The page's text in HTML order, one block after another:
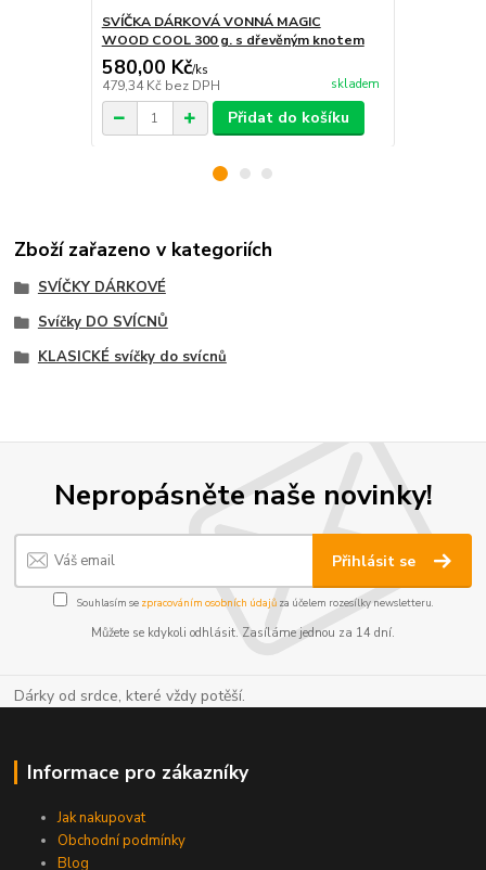
SVÍČKA DÁRKOVÁ VONNÁ MAGIC
WOOD COOL 300 g. s dřevěným knotem
580,00 Kč/ks
479,34 Kč bez DPH skladem
Přidat do košíku
Zboží zařazeno v kategoriích
SVÍČKY DÁRKOVÉ
Svíčky DO SVÍCNŮ
KLASICKÉ svíčky do svícnů
Nepropásněte naše novinky!
Přihlásit se
Souhlasím se zpracováním osobních údajůza účelem rozesílky newsletteru.
Můžete se kdykoli odhlásit. Zasíláme jednou za 14 dní.
Dárky od srdce, které vždy potěší.
Informace pro zákazníky
Jak nakupovat
Obchodní podmínky
Blog